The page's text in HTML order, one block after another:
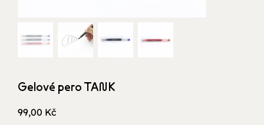
Gelové pero TANK
Cena
99,00 Kč